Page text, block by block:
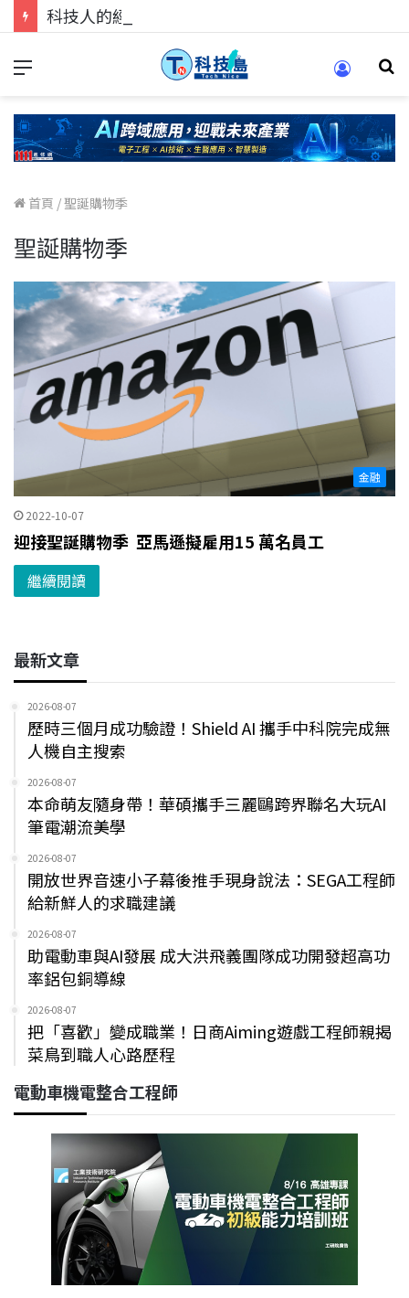
首頁 /聖誕購物季
聖誕購物季
金融
2022-10-07
迎接聖誕購物季 亞馬遜擬雇用15 萬名員工
繼續閱讀
最新文章
2026-08-07
歷時三個月成功驗證！Shield AI 攜手中科院完成無
人機自主搜索
2026-08-07
本命萌友隨身帶！華碩攜手三麗鷗跨界聯名大玩AI
筆電潮流美學
2026-08-07
開放世界音速小子幕後推手現身說法：SEGA工程師
給新鮮人的求職建議
2026-08-07
助電動車與AI發展 成大洪飛義團隊成功開發超高功
率鋁包銅導線
2026-08-07
把「喜歡」變成職業！日商Aiming遊戲工程師親揭
菜鳥到職人心路歷程
電動車機電整合工程師